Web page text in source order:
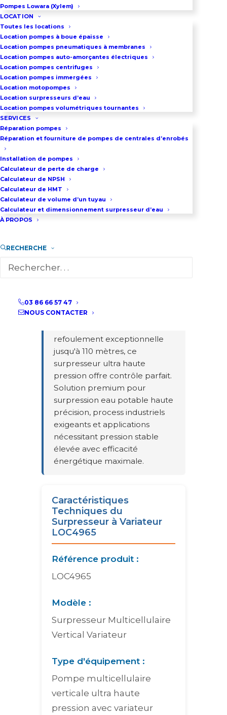
Pompes Lowara (Xylem)
LOCATION
Toutes les locations
Location pompes à boue épaisse
Location pompes pneumatiques à membranes
Location pompes auto-amorçantes électriques
Location pompes centrifuges
Location pompes immergées
Location motopompes
Location surpresseurs d’eau
Location pompes volumétriques tournantes
SERVICES
Réparation pompes
Réparation et fourniture de pompes de centrales d’enrobés
Installation de pompes
Calculateur de perte de charge
Calculateur de NPSH
Calculateur de HMT
Calculateur de volume d’un tuyau
Calculateur et dimensionnement surpresseur d’eau
À PROPOS
RECHERCHE
03 86 66 57 47
NOUS CONTACTER
VOUS VOULEZ ACHETER UN
Courbes de Performance -
Surpresseur à Variateur de
Surpresseur d'eau
multicellulaire vertical asservi
à variateur de fréquence
graphique interactif présente
les courbes de performance
complètes du surpresseur
Courbes disponibles à 5
adaptation précise aux besoins
réels. Avec un débit maximal
refoulement exceptionnelle
jusqu'à 110 mètres, ce
surpresseur ultra haute
pression offre contrôle parfait.
Solution premium pour
surpression eau potable haute
précision, process industriels
exigeants et applications
nécessitant pression stable
élevée avec efficacité
énergétique maximale.
Caractéristiques
Techniques du
Surpresseur à Variateur
LOC4965
Référence produit :
LOC4965
Modèle :
Surpresseur Multicellulaire
Vertical Variateur
Type d'équipement :
Pompe multicellulaire
verticale ultra haute
pression avec variateur